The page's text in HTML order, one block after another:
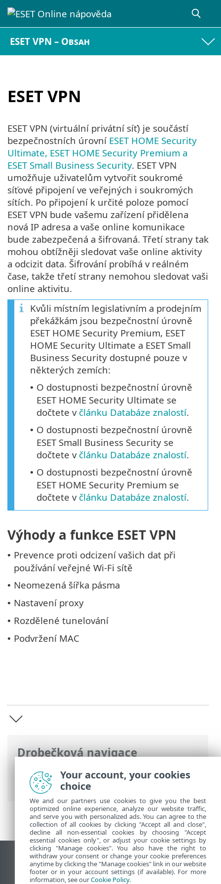
ESET VPN – Obsah
ESET VPN
Drobečková navigace
ESET Online nápověda> ESET VPN>ESET
VPN
ESET VPN (virtuální privátní síť) je součástí
bezpečnostních úrovní ESET HOME Security
Ultimate, ESET HOME Security Premium a
ESET Small Business Security. ESET VPN
umožňuje uživatelům vytvořit soukromé
síťové připojení ve veřejných i soukromých
sítích. Po připojení k určité poloze pomocí
ESET VPN bude vašemu zařízení přidělena
nová IP adresa a vaše online komunikace
bude zabezpečená a šifrovaná. Třetí strany tak
mohou obtížněji sledovat vaše online aktivity
a odcizit data. Šifrování probíhá v reálném
čase, takže třetí strany nemohou sledovat vaši
online aktivitu.
Kvůli místním legislativním a prodejním
překážkám jsou bezpečnostní úrovně
ESET HOME Security Premium, ESET
HOME Security Ultimate a ESET Small
Business Security dostupné pouze v
některých zemích:
• O dostupnosti bezpečnostní úrovně
ESET HOME Security Ultimate se
dočtete v článku Databáze znalostí.
• O dostupnosti bezpečnostní úrovně
ESET Small Business Security se
dočtete v článku Databáze znalostí.
• O dostupnosti bezpečnostní úrovně
ESET HOME Security Premium se
dočtete v článku Databáze znalostí.
Výhody a funkce ESET VPN
• Prevence proti odcizení vašich dat při
používání veřejné Wi-Fi sítě
• Neomezená šířka pásma
• Nastavení proxy
• Rozdělené tunelování
• Podvržení MAC
Zobrazit verzi pro počítač
End of Life
Your account, your cookies
choice
We and our partners use cookies to give you the best
optimized online experience, analyze our website traffic,
and serve you with personalized ads. You can agree to the
collection of all cookies by clicking "Accept all and close",
decline all non-essential cookies by choosing "Accept
essential cookies only", or adjust your cookie settings by
clicking "Manage cookies". You also have the right to
withdraw your consent or change your cookie preferences
anytime by clicking the "Manage cookies" link in our website
footer or in your account settings (if available). For more
information, see ourCookie Policy.